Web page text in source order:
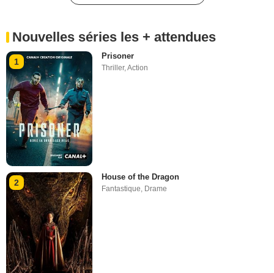
Nouvelles séries les + attendues
1
Prisoner
Thriller,Action
2
House of the Dragon
Fantastique, Drame